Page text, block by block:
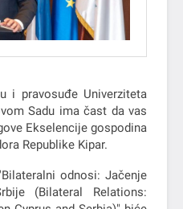
i pravosuđe Univerziteta
Sadu ima čast da vas
Ekselencije gospodina
Republike Kipar.
odnosi: Jačenje
(Bilateral Relations: